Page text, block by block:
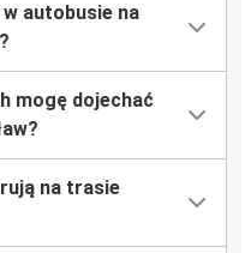
autobusie na
mogę dojechać
na trasie